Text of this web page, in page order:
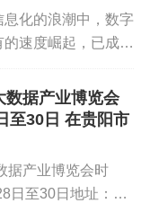
数据信息以图形、
据分析和决策的重要
和数据分析需求的日
性和实时性。通过提
户更直观地理解数据
语言处理等技术的应
化的浪潮中，数字
速度崛起，已成为
速度之快、辐射范
深前所未有。从
互联网的广泛...
数据产业博览会
至30日 在贵阳市
据产业博览会时
日至30日地址：贵